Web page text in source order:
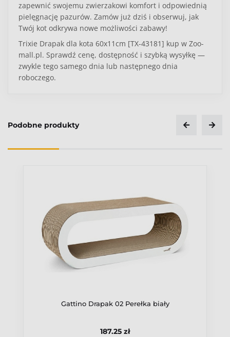
zapewnić swojemu zwierzakowi komfort i odpowiednią
pielęgnację pazurów. Zamów już dziś i obserwuj, jak
Twój kot odkrywa nowe możliwości zabawy!
Trixie Drapak dla kota 60x11cm [TX-43181] kup w Zoo-
mall.pl. Sprawdź cenę, dostępność i szybką wysyłkę —
zwykle tego samego dnia lub następnego dnia
roboczego.
Podobne produkty
Gattino Drapak 02 Perełka biały
187.25 zł